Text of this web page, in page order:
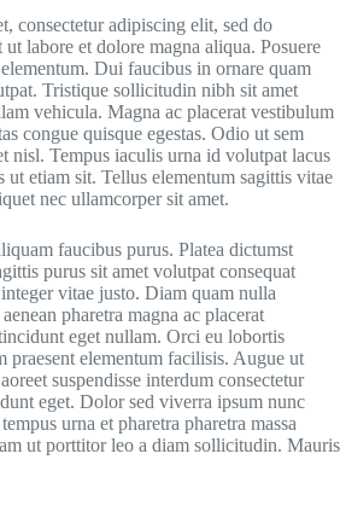
consectetur adipiscing elit, sed do
labore et dolore magna aliqua. Posuere
Dui faucibus in ornare quam
Tristique sollicitudin nibh sit amet
vehicula. Magna ac placerat vestibulum
congue quisque egestas. Odio ut sem
nisl. Tempus iaculis urna id volutpat lacus
ut etiam sit. Tellus elementum sagittis vitae
nec ullamcorper sit amet.
faucibus purus. Platea dictumst
purus sit amet volutpat consequat
vitae justo. Diam quam nulla
pharetra magna ac placerat
eget nullam. Orci eu lobortis
praesent elementum facilisis. Augue ut
suspendisse interdum consectetur
eget. Dolor sed viverra ipsum nunc
urna et pharetra pharetra massa
ut porttitor leo a diam sollicitudin. Mauris